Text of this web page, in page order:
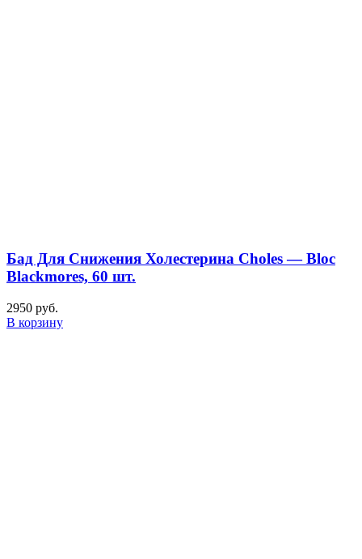
Бад Для Снижения Холестерина Choles — Bloc
Blackmores, 60 шт.
2950 руб.
В корзину